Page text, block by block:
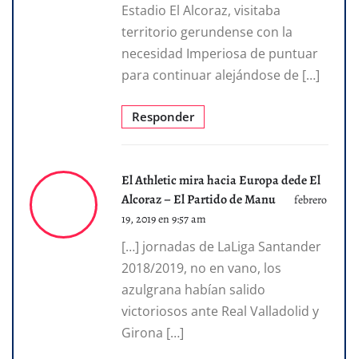
Estadio El Alcoraz, visitaba
territorio gerundense con la
necesidad Imperiosa de puntuar
para continuar alejándose de […]
Responder
El Athletic mira hacia Europa dede El
Alcoraz – El Partido de Manu
febrero
19, 2019 en 9:57 am
[…] jornadas de LaLiga Santander
2018/2019, no en vano, los
azulgrana habían salido
victoriosos ante Real Valladolid y
Girona […]